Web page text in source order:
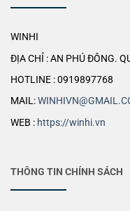
WINHI
ĐỊA CHỈ : AN PHÚ ĐÔNG.
HOTLINE : 0919897768
MAIL:
WEB : https://winhi.vn
THÔNG TIN CHÍNH SÁCH